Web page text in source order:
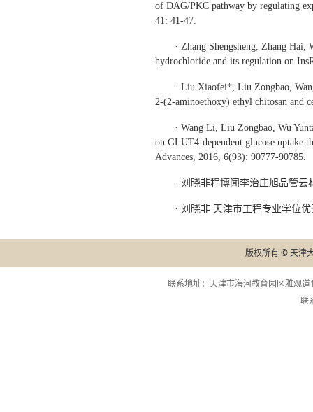
of DAG/PKC pathway by regulating
41: 41-47.
· Zhang Shengsheng, Zhang
hydrochloride and its regulation on
· Liu Xiaofei*, Liu Zongbao,
2-(2-aminoethoxy) ethyl chitosan and
· Wang Li, Liu Zongbao, Wu
on GLUT4-dependent glucose uptake
Advances, 2016, 6(93): 90777-90785.
· 刘晓非程博闻李治庄旭品管
· 刘晓非 天津市工程专业学位
版权所有 © 天津
联系地址：天津市海河教育园区雅观
联